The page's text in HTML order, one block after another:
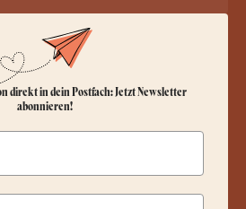
direkt in dein Postfach: Jetzt Newsletter
abonnieren!